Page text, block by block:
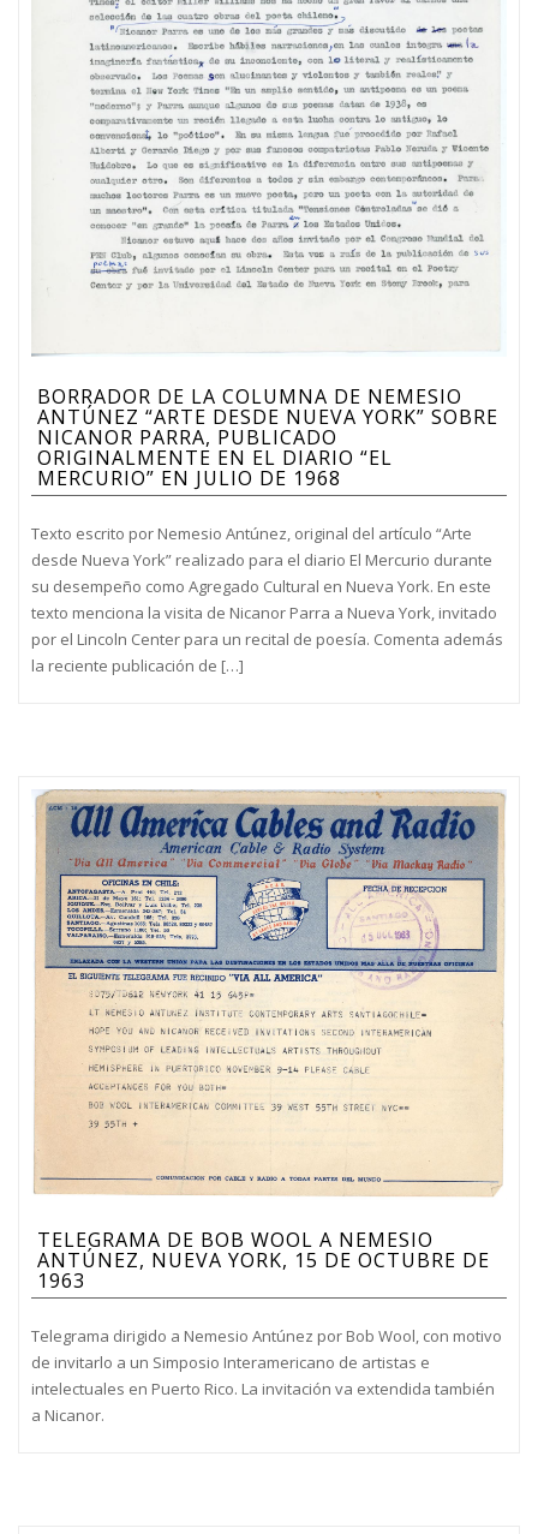
BORRADOR DE LA COLUMNA DE NEMESIO
ANTÚNEZ “ARTE DESDE NUEVA YORK” SOBRE
NICANOR PARRA, PUBLICADO
ORIGINALMENTE EN EL DIARIO “EL
MERCURIO” EN JULIO DE 1968
Texto escrito por Nemesio Antúnez, original del artículo “Arte
desde Nueva York” realizado para el diario El Mercurio durante
su desempeño como Agregado Cultural en Nueva York. En este
texto menciona la visita de Nicanor Parra a Nueva York, invitado
por el Lincoln Center para un recital de poesía. Comenta además
la reciente publicación de […]
TELEGRAMA DE BOB WOOL A NEMESIO
ANTÚNEZ, NUEVA YORK, 15 DE OCTUBRE DE
1963
Telegrama dirigido a Nemesio Antúnez por Bob Wool, con motivo
de invitarlo a un Simposio Interamericano de artistas e
intelectuales en Puerto Rico. La invitación va extendida también
a Nicanor.